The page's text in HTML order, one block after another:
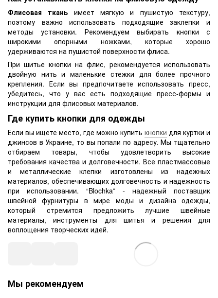
Флисовая ткань имеет мягкую и пушистую текстуру,
поэтому важно использовать подходящие заклепки и
методы установки. Рекомендуем выбирать кнопки с
широкими опорными ножками, которые хорошо
удерживаются на пушистой поверхности флиса.
При шитье кнопки на флис, рекомендуется использовать
двойную нить и маленькие стежки для более прочного
крепления. Если вы предпочитаете использовать пресс,
убедитесь, что у вас есть подходящие пресс-формы и
инструкции для флисовых материалов.
Где купить кнопки для одежды
Если вы ищете место, где можно купить кнопки для куртки и
джинсов в Украине, то вы попали по адресу. Мы тщательно
отбираем товары, чтобы удовлетворить высокие
требования качества и долговечности. Все пластмассовые
и металлические клепки изготовлены из надежных
материалов, обеспечивающих долговечность и надежность
при использовании. “Blochka” - надежный поставщик
швейной фурнитуры в мире моды и дизайна одежды,
который стремится предложить лучшие швейные
материалы, инструменты для шитья и решения для
воплощения творческих идей.
Мы рекомендуем